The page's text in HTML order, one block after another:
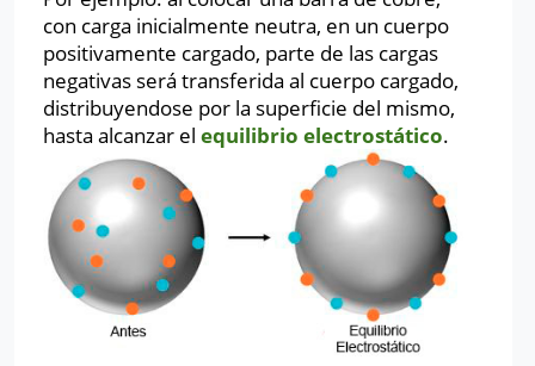
con carga inicialmente neutra, en un cuerpo
positivamente cargado, parte de las cargas
negativas será transferida al cuerpo cargado,
distribuyendose por la superficie del mismo,
hasta alcanzar el equilibrio electrostático.